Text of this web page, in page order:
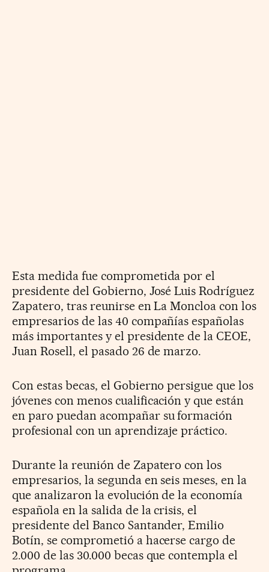
Esta medida fue comprometida por el
presidente del Gobierno, José Luis Rodríguez
Zapatero, tras reunirse en La Moncloa con los
empresarios de las 40 compañías españolas
más importantes y el presidente de la CEOE,
Juan Rosell, el pasado 26 de marzo.
Con estas becas, el Gobierno persigue que los
jóvenes con menos cualificación y que están
en paro puedan acompañar su formación
profesional con un aprendizaje práctico.
Durante la reunión de Zapatero con los
empresarios, la segunda en seis meses, en la
que analizaron la evolución de la economía
española en la salida de la crisis, el
presidente del Banco Santander, Emilio
Botín, se comprometió a hacerse cargo de
2.000 de las 30.000 becas que contempla el